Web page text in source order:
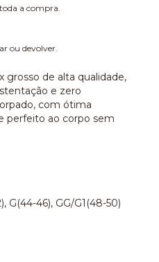
a compra.
ou devolver.
grosso de alta qualidade,
e zero
com ótima
perfeito ao corpo sem
G(44-46), GG/G1(48-50)